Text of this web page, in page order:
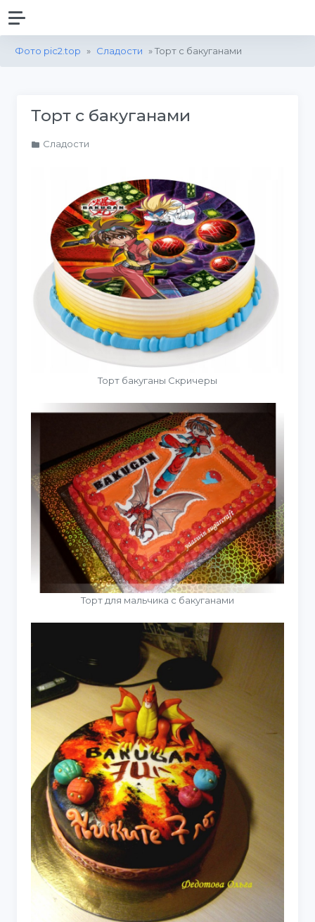
Фото pic2.top » Сладости » Торт с бакуганами
Торт с бакуганами
Сладости
Торт бакуганы Скричеры
Торт для мальчика с бакуганами